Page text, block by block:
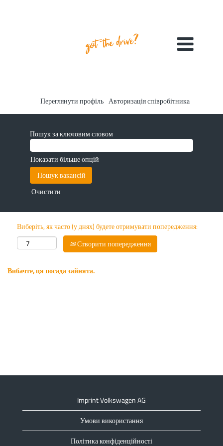
Переглянути профіль Авторизація співробітника
Пошук за ключовим словом
Показати більше опцій
Очистити
Виберіть, як часто (у днях) будете отримувати попередження:
Створити попередження
Вибачте, ця посада зайнята.
Imprint Volkswagen AG
Умови використання
Політика конфіденційності